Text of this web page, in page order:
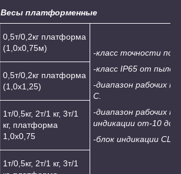
Весы платформенные
0,5т/0,2кг платформа
(1,0х0,75м)
-класс точности по
-класс IP65 от пыле-
-диапазон рабочих
С.
-диапазон рабочих
индикации от-10 до
-блок индикации СL-
0,5т/0,2кг платформа
(1,0х1,25)
1т/0,5кг, 2т/1 кг, 3т/1
кг, платформа
1,0х0,75
1т/0,5кг, 2т/1 кг, 3т/1